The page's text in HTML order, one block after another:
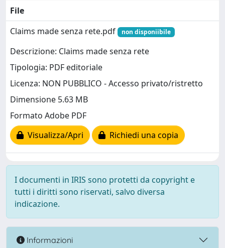
File
Claims made senza rete.pdf
non disponiibile
Descrizione: Claims made senza rete
Tipologia: PDF editoriale
Licenza: NON PUBBLICO - Accesso privato/ristretto
Dimensione 5.63 MB
Formato Adobe PDF
Visualizza/Apri
Richiedi una copia
I documenti in IRIS sono protetti da copyright e
tutti i diritti sono riservati, salvo diversa
indicazione.
Informazioni